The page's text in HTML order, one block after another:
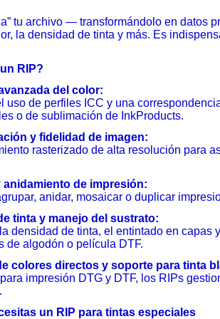
tu archivo — transformándolo en
la densidad de tinta y más. Es
RIP?
del color:
uso de perfiles ICC y una
o de sublimación de InkProducts.
y fidelidad de imagen:
rasterizado de alta resolución para
anidamiento de impresión:
anidar, mosaicar o duplicar
tinta y manejo del sustrato:
densidad de tinta, el entintado en capas
de algodón o película DTF.
colores directos y soporte para tinta
impresión DTG y DTF, los RIPs
un RIP para tintas especiales